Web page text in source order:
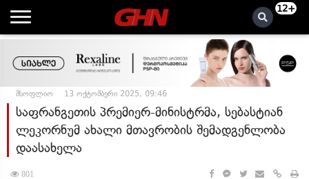
12+
მსოფლიო 13 ოქტომბერი 2025, 09:46
საფრანგეთის პრემიერ-მინისტრმა, სებასტიან
ლეკორნუმ ახალი მთავრობის შემადგენლობა
დაასახელა
801